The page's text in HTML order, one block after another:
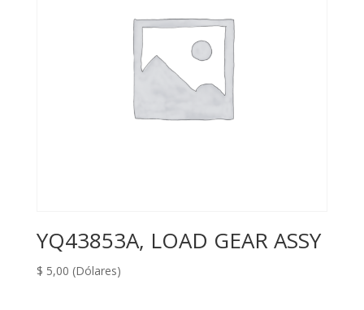
YQ43853A, LOAD GEAR ASSY
$ 5,00 (Dólares)